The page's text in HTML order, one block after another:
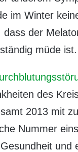
im Winter
der
müde ist.
des
2013 mit
Nummer
und